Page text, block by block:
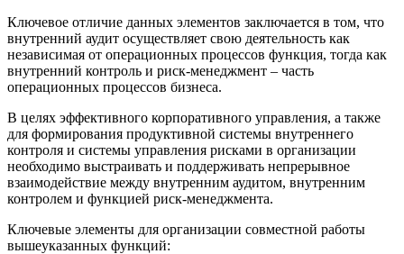
Ключевое отличие данных элементов заключается в том, что
внутренний аудит осуществляет свою деятельность как
независимая от операционных процессов функция, тогда как
внутренний контроль и риск-менеджмент – часть
операционных процессов бизнеса.
В целях эффективного корпоративного управления, а также
для формирования продуктивной системы внутреннего
контроля и системы управления рисками в организации
необходимо выстраивать и поддерживать непрерывное
взаимодействие между внутренним аудитом, внутренним
контролем и функцией риск-менеджмента.
Ключевые элементы для организации совместной работы
вышеуказанных функций: